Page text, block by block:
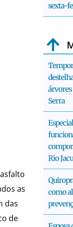
as
das
de
sexta-
árvores
Serra
Rio
como